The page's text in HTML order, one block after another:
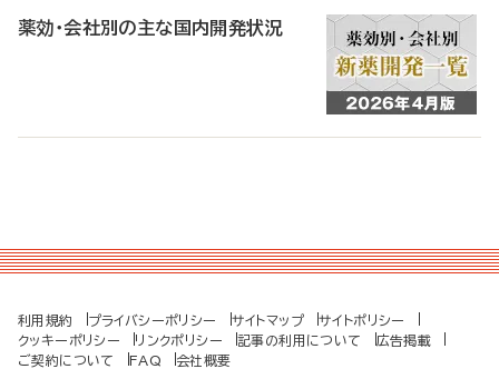
薬効・会社別の主な国内開発状況
利用規約 プライバシーポリシー サイトマップ
サイトポリシー
クッキーポリシー
リンクポリシー 記事の利用について
広告掲載
ご契約について
FAQ 会社概要